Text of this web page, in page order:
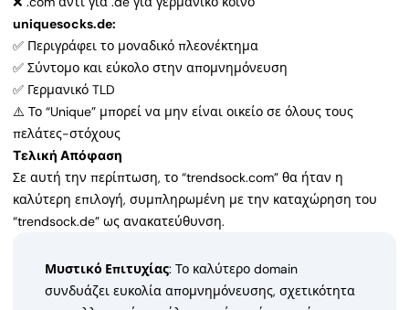
uniquesocks.de:
✅ Περιγράφει το μοναδικό πλεονέκτημα
✅ Σύντομο και εύκολο στην απομνημόνευση
✅ Γερμανικό TLD
⚠️ Το “Unique” μπορεί να μην είναι οικείο σε όλους τους
πελάτες-στόχους
Τελική Απόφαση
Σε αυτή την περίπτωση, το “trendsock.com” θα ήταν η
καλύτερη επιλογή, συμπληρωμένη με την καταχώρηση του
“trendsock.de” ως ανακατεύθυνση.
Μυστικό Επιτυχίας: Το καλύτερο domain
συνδυάζει ευκολία απομνημόνευσης, σχετικότητα